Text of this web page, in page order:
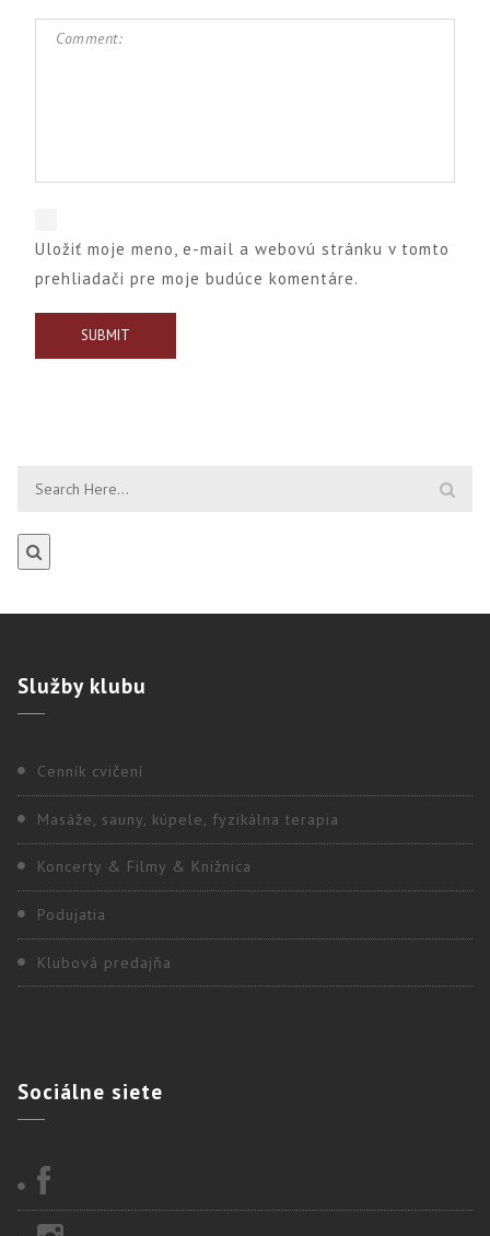
Uložiť moje meno, e-mail a webovú stránku v tomto
prehliadači pre moje budúce komentáre.
Službyklubu
Cenník cvičení
Masáže, sauny, kúpele, fyzikálna terapia
Koncerty & Filmy & Knižnica
Podujatia
Klubová predajňa
Sociálne siete